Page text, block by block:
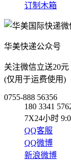
订制木箱
华美快递公众号
关注微信立送20元
(仅用于运费使用)
0755-888 56356
180 3341
7X24小时
QQ客服
QQ微博
新浪微博